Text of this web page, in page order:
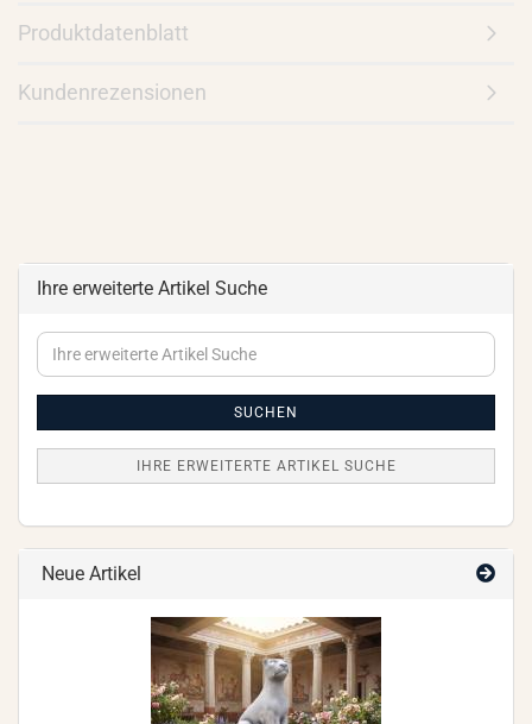
Produktdatenblatt
Kundenrezensionen
Ihre erweiterte Artikel Suche
Ihre
erweiterte
SUCHEN
IHRE ERWEITERTE ARTIKEL SUCHE
Neue Artikel